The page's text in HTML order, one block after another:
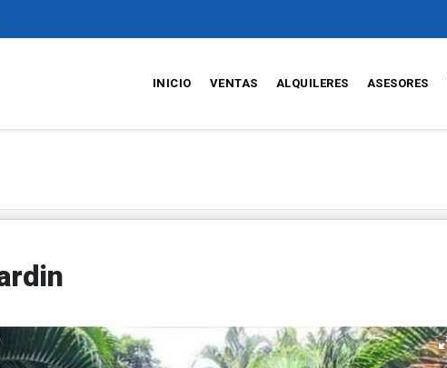
INICIO VENTAS ALQUILERES ASESORES